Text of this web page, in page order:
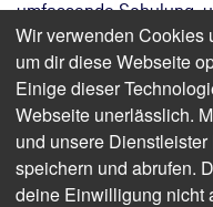
umfassende Schulung,
praxisnah durchführen
Sie
und
durch.
Das Ergebnis:
Sie
Wir verwenden Cookies
um dir diese Webseite
Einige dieser
Webseite unerlässlich.
und unsere
speichern und abrufen.
deine Einwilligung nicht